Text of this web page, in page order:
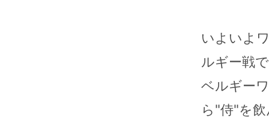
2026
こんにちは
Uraraです
いよいよ
ルギー戦
ベルギー
ら"侍"を